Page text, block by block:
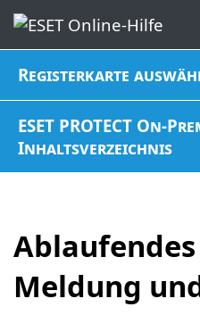
Registerkarte
ESET PROTECT On-
Inhaltsverzeichnis
Meldung